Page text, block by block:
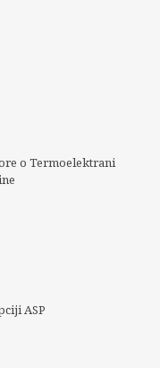
o Termoelektrani
ASP